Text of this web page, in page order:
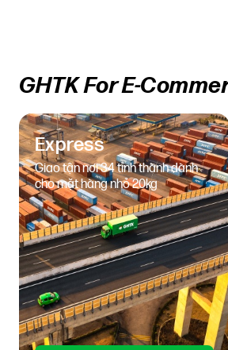
GHTK For E-
Express
Giao tận nơi 34 tỉnh thành dành
cho mặt hàng nhỏ 20kg